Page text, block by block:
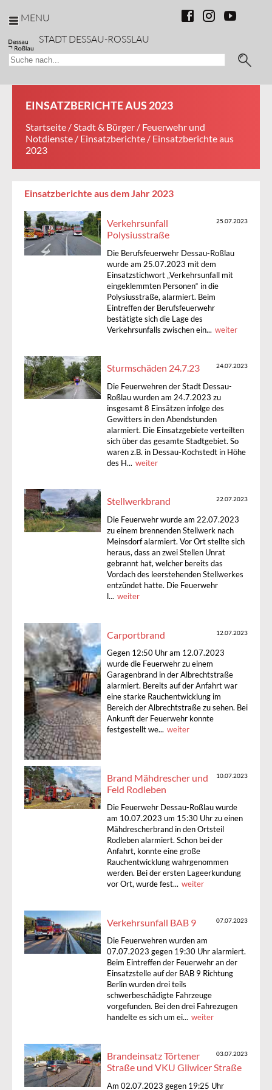
MENU
STADT DESSAU-ROSSLAU
EINSATZBERICHTE AUS 2023
Startseite /Stadt & Bürger / Feuerwehr und
Notdienste / Einsatzberichte / Einsatzberichte aus
2023
Einsatzberichte aus dem Jahr 2023
25.07.2023
Verkehrsunfall
Polysiusstraße
Die Berufsfeuerwehr Dessau-Roßlau
wurde am 25.07.2023 mit dem
Einsatzstichwort „Verkehrsunfall mit
eingeklemmten Personen“ in die
Polysiusstraße, alarmiert. Beim
Eintreffen der Berufsfeuerwehr
bestätigte sich die Lage des
Verkehrsunfalls zwischen ein... weiter
24.07.2023
Sturmschäden 24.7.23
Die Feuerwehren der Stadt Dessau-
Roßlau wurden am 24.7.2023 zu
insgesamt 8 Einsätzen infolge des
Gewitters in den Abendstunden
alarmiert. Die Einsatzgebiete verteilten
sich über das gesamte Stadtgebiet. So
waren z.B. in Dessau-Kochstedt in Höhe
des H... weiter
22.07.2023
Stellwerkbrand
Die Feuerwehr wurde am 22.07.2023
zu einem brennenden Stellwerk nach
Meinsdorf alarmiert. Vor Ort stellte sich
heraus, dass an zwei Stellen Unrat
gebrannt hat, welcher bereits das
Vordach des leerstehenden Stellwerkes
entzündet hatte. Die Feuerwehr
l... weiter
12.07.2023
Carportbrand
Gegen 12:50 Uhr am 12.07.2023
wurde die Feuerwehr zu einem
Garagenbrand in der Albrechtstraße
alarmiert. Bereits auf der Anfahrt war
eine starke Rauchentwicklung im
Bereich der Albrechtstraße zu sehen. Bei
Ankunft der Feuerwehr konnte
festgestellt we... weiter
10.07.2023
Brand Mähdrescher und
Feld Rodleben
Die Feuerwehr Dessau-Roßlau wurde
am 10.07.2023 um 15:30 Uhr zu einen
Mähdrescherbrand in den Ortsteil
Rodleben alarmiert. Schon bei der
Anfahrt, konnte eine große
Rauchentwicklung wahrgenommen
werden. Bei der ersten Lageerkundung
vor Ort, wurde fest... weiter
07.07.2023
Verkehrsunfall BAB 9
Die Feuerwehren wurden am
07.07.2023 gegen 19:30 Uhr alarmiert.
Beim Eintreffen der Feuerwehr an der
Einsatzstelle auf der BAB 9 Richtung
Berlin wurden drei teils
schwerbeschädigte Fahrzeuge
vorgefunden. Bei den drei Fahrezugen
handelte es sich um ei... weiter
03.07.2023
Brandeinsatz Törtener
Straße und VKU Gliwicer Straße
Am 02.07.2023 gegen 19:25 Uhr